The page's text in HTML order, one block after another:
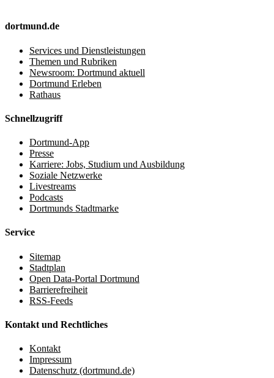
dortmund.de
Services und Dienstleistungen
Themen und Rubriken
Newsroom: Dortmund aktuell
Dortmund Erleben
Rathaus
Schnellzugriff
Dortmund-App
Presse
Karriere: Jobs, Studium und Ausbildung
Soziale Netzwerke
Livestreams
Podcasts
Dortmunds Stadtmarke
Service
Sitemap
Stadtplan
Open Data-Portal Dortmund
Barrierefreiheit
RSS-Feeds
Kontakt und Rechtliches
Kontakt
Impressum
Datenschutz (dortmund.de)